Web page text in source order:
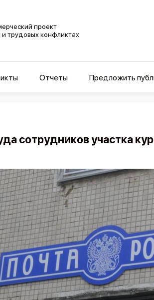
проект
и трудовых конфликтах
Отчеты Предложить
сотрудников участка